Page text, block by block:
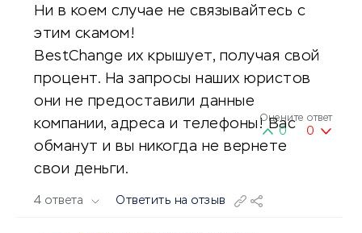
Ни в коем случае не связывайтесь с
этим скамом!
BestChange их крышует, получая свой
процент. На запросы наших юристов
они не предоставили данные
компании, адреса и телефоны! Вас
обманут и вы никогда не вернете
свои деньги.
4 ответа Ответить на отзыв
Оцените ответ
0 0